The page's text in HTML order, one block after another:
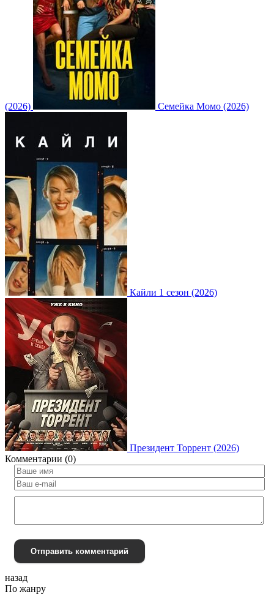
(2026) Семейка Момо (2026)
Кайли 1 сезон (2026)
Президент Торрент (2026)
Комментарии (0)
Отправить комментарий
назад
По жанру